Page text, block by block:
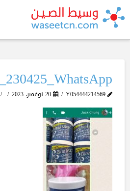
Y054444214569 20 نوفمبر، 2023